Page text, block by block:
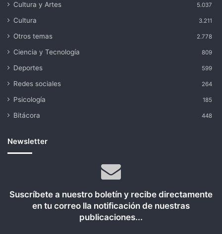
Cultura y Artes 5.037
Cultura 3.211
Otros temas 2.778
Ciencia y Tecnología 809
Deportes 599
Redes sociales 264
Psicología 185
Bitácora 448
Newsletter
Suscríbete a nuestro boletín y recibe directamente
en tu correo lla notificación de nuestras
publicaciones...